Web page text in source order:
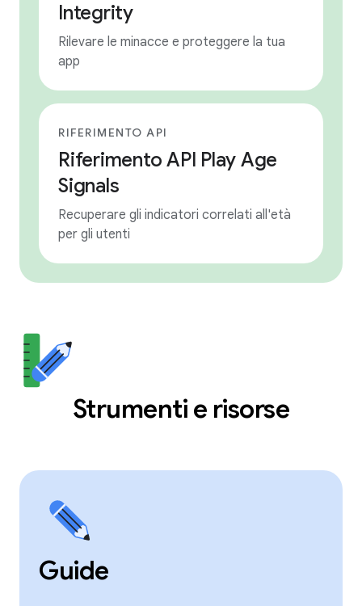
Integrity
Rilevare le minacce e proteggere la tua
app
RIFERIMENTO API
Riferimento API Play Age
Signals
Recuperare gli indicatori correlati all'età
per gli utenti
Strumenti e risorse
Guide